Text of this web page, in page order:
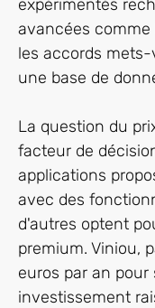
expérimentés
avancées comme
les accords
une base de
La question du
facteur de
applications
avec des
d'autres optent
premium. Viniou,
euros par an
investissement